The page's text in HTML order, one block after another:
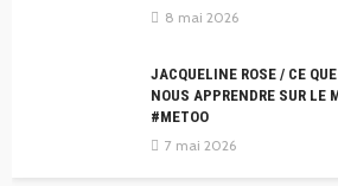
8 mai 2026
JACQUELINE ROSE / CE
NOUS APPRENDRE SUR LE
#METOO
7 mai 2026